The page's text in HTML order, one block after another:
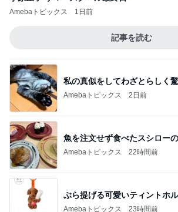
Amebaトピックス 1日前
記事を読む
私の真似をしてわざとらしく
Amebaトピックス 2日前
魚を注文せず食べたスシロー
Amebaトピックス 22時間前
ぶら提げる可愛いティントホ
Amebaトピックス 23時間前